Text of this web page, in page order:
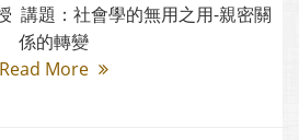
講題：社會學的無用之用-親密關
係的轉變
Read More